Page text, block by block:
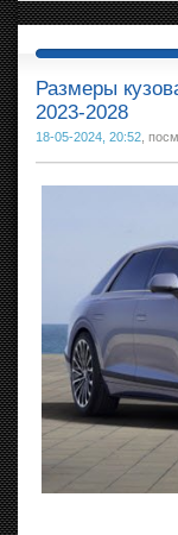
Размеры
2023-2028
18-05-2024, 20:52 ,